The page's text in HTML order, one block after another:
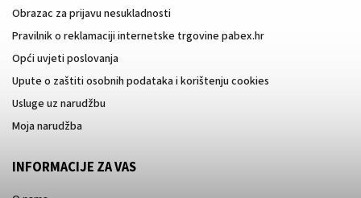
Obrazac za prijavu nesukladnosti
Pravilnik o reklamaciji internetske trgovine pabex.hr
Opći uvjeti poslovanja
Upute o zaštiti osobnih podataka i korištenju cookies
Usluge uz narudžbu
Moja narudžba
INFORMACIJE ZA VAS